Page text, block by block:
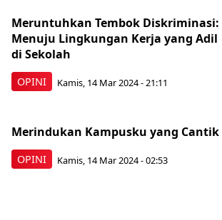
OPINI
Meruntuhkan Tembok Diskriminasi:
Menuju Lingkungan Kerja yang Adil
di Sekolah
Kamis, 14 Mar 2024 - 21:11
OPINI
Merindukan Kampusku yang Cantik
Kamis, 14 Mar 2024 - 02:53